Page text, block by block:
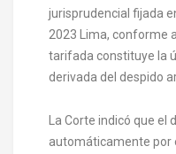
jurisprudencial fijada
2023 Lima, conforme
tarifada constituye la
derivada del despido
La Corte indicó que
automáticamente por